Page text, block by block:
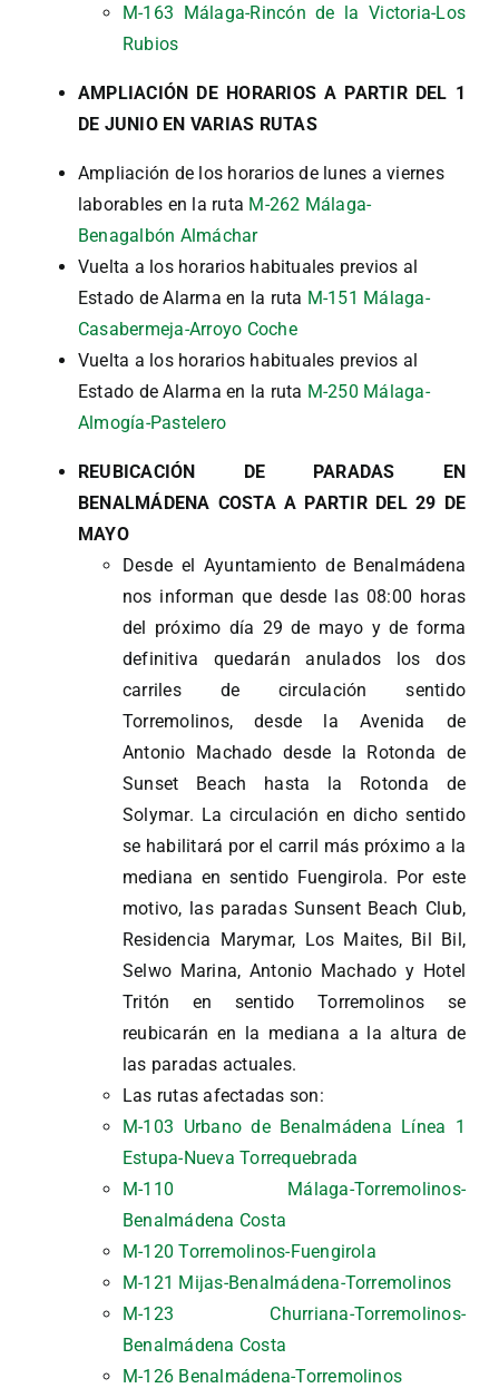
M-163 Málaga-Rincón de la Victoria-Los
Rubios
AMPLIACIÓN DE HORARIOS A PARTIR DEL 1
DE JUNIO EN VARIAS RUTAS
Ampliación de los horarios de lunes a viernes
laborables en la ruta M-262 Málaga-
Benagalbón Almáchar
Vuelta a los horarios habituales previos al
Estado de Alarma en la ruta M-151 Málaga-
Casabermeja-Arroyo Coche
Vuelta a los horarios habituales previos al
Estado de Alarma en la ruta M-250 Málaga-
Almogía-Pastelero
REUBICACIÓN DE PARADAS EN
BENALMÁDENA COSTA A PARTIR DEL 29 DE
MAYO
Desde el Ayuntamiento de Benalmádena
nos informan que desde las 08:00 horas
del próximo día 29 de mayo y de forma
definitiva quedarán anulados los dos
carriles de circulación sentido
Torremolinos, desde la Avenida de
Antonio Machado desde la Rotonda de
Sunset Beach hasta la Rotonda de
Solymar. La circulación en dicho sentido
se habilitará por el carril más próximo a la
mediana en sentido Fuengirola. Por este
motivo, las paradas Sunsent Beach Club,
Residencia Marymar, Los Maites, Bil Bil,
Selwo Marina, Antonio Machado y Hotel
Tritón en sentido Torremolinos se
reubicarán en la mediana a la altura de
las paradas actuales.
Las rutas afectadas son:
M-103 Urbano de Benalmádena Línea 1
Estupa-Nueva Torrequebrada
M-110 Málaga-Torremolinos-
Benalmádena Costa
M-120 Torremolinos-Fuengirola
M-121 Mijas-Benalmádena-Torremolinos
M-123 Churriana-Torremolinos-
Benalmádena Costa
M-126 Benalmádena-Torremolinos